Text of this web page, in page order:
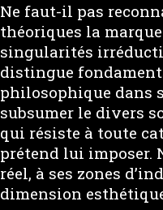
Ne faut-il pas
théoriques la
singularités
distingue
philosophique dans
subsumer le divers
qui résiste à toute
prétend lui imposer.
réel, à ses zones
dimension